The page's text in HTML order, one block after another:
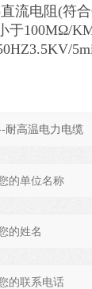
流电阻(符
于100MΩ/